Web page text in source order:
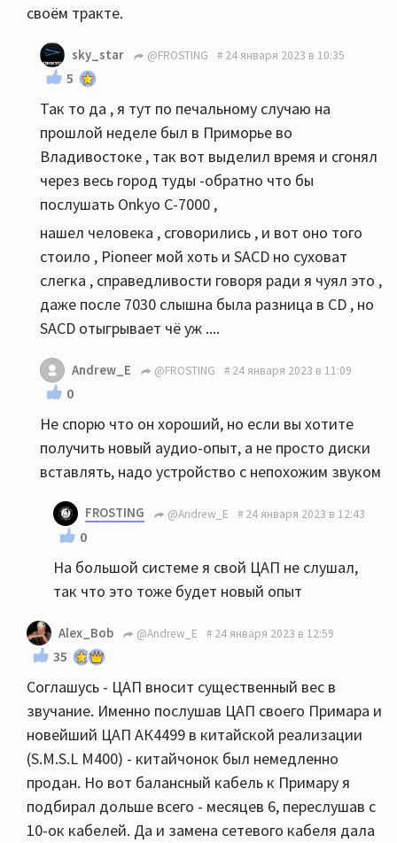
своём тракте.
sky_star @FROSTING 24 января 2023 в 10:35
5
Так то да , я тут по печальному случаю на
прошлой неделе был в Приморье во
Владивостоке , так вот выделил время и сгонял
через весь город туды -обратно что бы
послушать Onkyo C-7000 ,
нашел человека , сговорились , и вот оно того
стоило , Pioneer мой хоть и SACD но суховат
слегка , справедливости говоря ради я чуял это ,
даже после 7030 слышна была разница в CD , но
SACD отыгрывает чё уж ....
Andrew_E @FROSTING 24 января 2023 в 11:09
0
Не спорю что он хороший, но если вы хотите
получить новый аудио-опыт, а не просто диски
вставлять, надо устройство с непохожим звуком
FROSTING @Andrew_E 24 января 2023 в 12:43
0
На большой системе я свой ЦАП не слушал,
так что это тоже будет новый опыт
Alex_Bob @Andrew_E 24 января 2023 в 12:59
35
Соглашусь - ЦАП вносит существенный вес в
звучание. Именно послушав ЦАП своего Примара и
новейший ЦАП АК4499 в китайской реализации
(S.M.S.L M400) - китайчонок был немедленно
продан. Но вот балансный кабель к Примару я
подбирал дольше всего - месяцев 6, переслушав с
10-ок кабелей. Да и замена сетевого кабеля дала